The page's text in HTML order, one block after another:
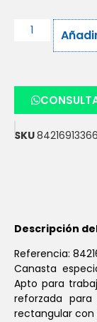
SKU
Descripción
Referencia:
Canasta
Apto para
reforzada
rectangular con